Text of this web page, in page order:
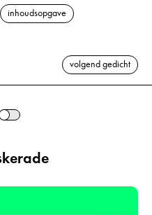
inhoudsopgave
volgend gedicht